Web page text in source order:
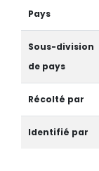
Pays
Sous-division
de pays
Récolté par
Identifié par